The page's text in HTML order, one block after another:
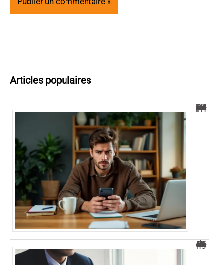
Articles populaires
0424 téléphone : Guide pour comprendre et bloquer les appels indésirables
À quelle heure les virements bancaires passent au Crédit Agricole ?